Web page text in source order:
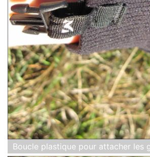
Boucle plastique pour attacher les